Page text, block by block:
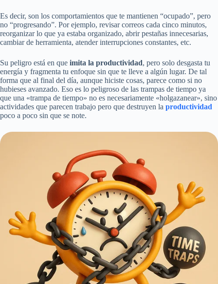
Es decir, son los comportamientos que te mantienen “ocupado”, pero
no “progresando”. Por ejemplo, revisar correos cada cinco minutos,
reorganizar lo que ya estaba organizado, abrir pestañas innecesarias,
cambiar de herramienta, atender interrupciones constantes, etc.
Su peligro está en que imita la productividad, pero solo desgasta tu
energía y fragmenta tu enfoque sin que te lleve a algún lugar. De tal
forma que al final del día, aunque hiciste cosas, parece como si no
hubieses avanzado. Eso es lo peligroso de las trampas de tiempo ya
que una «trampa de tiempo» no es necesariamente «holgazanear», sino
actividades que parecen trabajo pero que destruyen la productividad
poco a poco sin que se note.